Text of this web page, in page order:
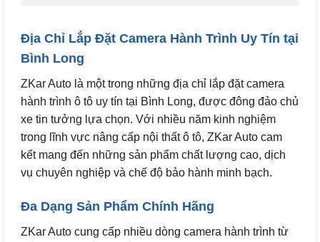
Địa Chỉ Lắp Đặt Camera Hành Trình Uy Tín tại
Bình Long
ZKar Auto là một trong những địa chỉ lắp đặt camera
hành trình ô tô uy tín tại Bình Long, được đông đảo chủ
xe tin tưởng lựa chọn. Với nhiều năm kinh nghiệm
trong lĩnh vực nâng cấp nội thất ô tô, ZKar Auto cam
kết mang đến những sản phẩm chất lượng cao, dịch
vụ chuyên nghiệp và chế độ bảo hành minh bạch.
Đa Dạng Sản Phẩm Chính Hãng
ZKar Auto cung cấp nhiều dòng camera hành trình từ